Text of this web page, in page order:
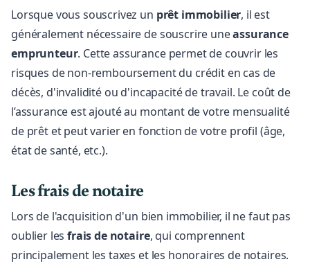
Lorsque vous souscrivez un prêt immobilier, il est
généralement nécessaire de souscrire uneassurance
emprunteur. Cette assurance permet de couvrir les
risques de non-remboursement du crédit en cas de
décès, d'invalidité ou d'incapacité de travail. Le coût de
l’assurance est ajouté au montant de votre mensualité
de prêt et peut varier en fonction de votre profil (âge,
état de santé, etc.).
Les frais de notaire
Lors de l'acquisition d'un bien immobilier, il ne faut pas
oublier lesfrais de notaire, qui comprennent
principalement les taxes et les honoraires de notaires.